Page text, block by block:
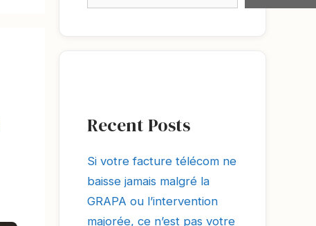
Recent Posts
Si votre facture télécom ne
baisse jamais malgré la
GRAPA ou l’intervention
majorée, ce n’est pas votre